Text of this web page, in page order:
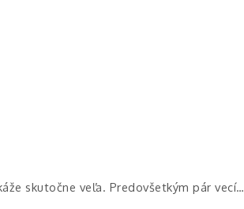
skutočne veľa. Predovšetkým pár vecí…